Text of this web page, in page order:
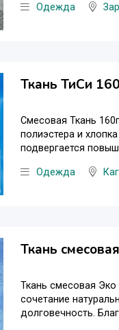
Одежда
Ткань ТиСи
Смесовая Ткань
полиэстера и
подвергается
Одежда
Ткань
Ткань смесовая Эко
сочетание
долговечность.